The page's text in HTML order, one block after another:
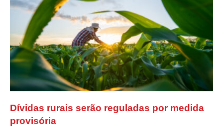
Dívidas rurais serão reguladas por medida
provisória